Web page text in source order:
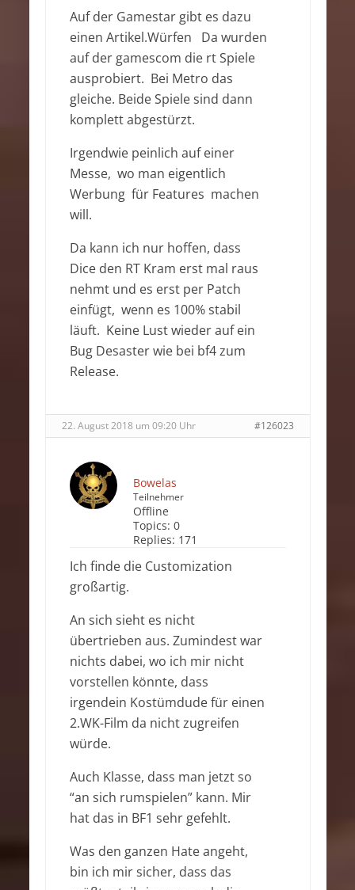
Auf der Gamestar gibt es dazu
einen Artikel.Würfen Da wurden
auf der gamescom die rt Spiele
ausprobiert. Bei Metro das
gleiche. Beide Spiele sind dann
komplett abgestürzt.
Irgendwie peinlich auf einer
Messe, wo man eigentlich
Werbung für Features machen
will.
Da kann ich nur hoffen, dass
Dice den RT Kram erst mal raus
nehmt und es erst per Patch
einfügt, wenn es 100% stabil
läuft. Keine Lust wieder auf ein
Bug Desaster wie bei bf4 zum
Release.
22. August 2018 um 09:20 Uhr #126023
Bowelas
Teilnehmer
Offline
Topics: 0
Replies: 171
Ich finde die Customization
großartig.
An sich sieht es nicht
übertrieben aus. Zumindest war
nichts dabei, wo ich mir nicht
vorstellen könnte, dass
irgendein Kostümdude für einen
2.WK-Film da nicht zugreifen
würde.
Auch Klasse, dass man jetzt so
“an sich rumspielen” kann. Mir
hat das in BF1 sehr gefehlt.
Was den ganzen Hate angeht,
bin ich mir sicher, dass das